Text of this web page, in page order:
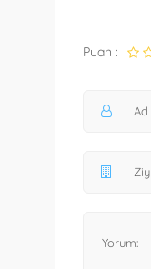
Puan :